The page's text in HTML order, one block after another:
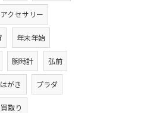
アクセサリー
年末年始
腕時計 弘前
はがき プラダ
買取り